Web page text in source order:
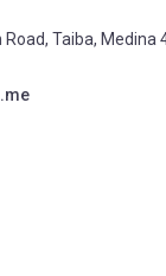
Road, Taiba, Medina